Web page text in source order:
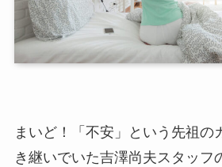
まいど！「不安」という先祖の
き継いでいた吉澤尚夫スタッフ